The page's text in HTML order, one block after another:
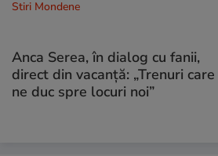
Stiri Mondene
Anca Serea, în dialog cu fanii,
direct din vacanță: „Trenuri care
ne duc spre locuri noi”